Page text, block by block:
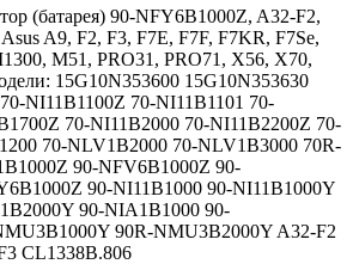
(батарея) 90-NFY6B1000Z, A32-F2,
A9, F2, F3, F7E, F7F, F7KR, F7Se,
M51, PRO31, PRO71, X56, X70,
15G10N353600 15G10N353630
NI11B1100Z 70-NI11B1101 70-
70-NI11B2000 70-NI11B2200Z 70-
70-NLV1B2000 70-NLV1B3000 70R-
90-NFV6B1000Z 90-
90-NI11B1000 90-NI11B1000Y
90-NIA1B1000 90-
90R-NMU3B2000Y A32-F2
CL1338B.806